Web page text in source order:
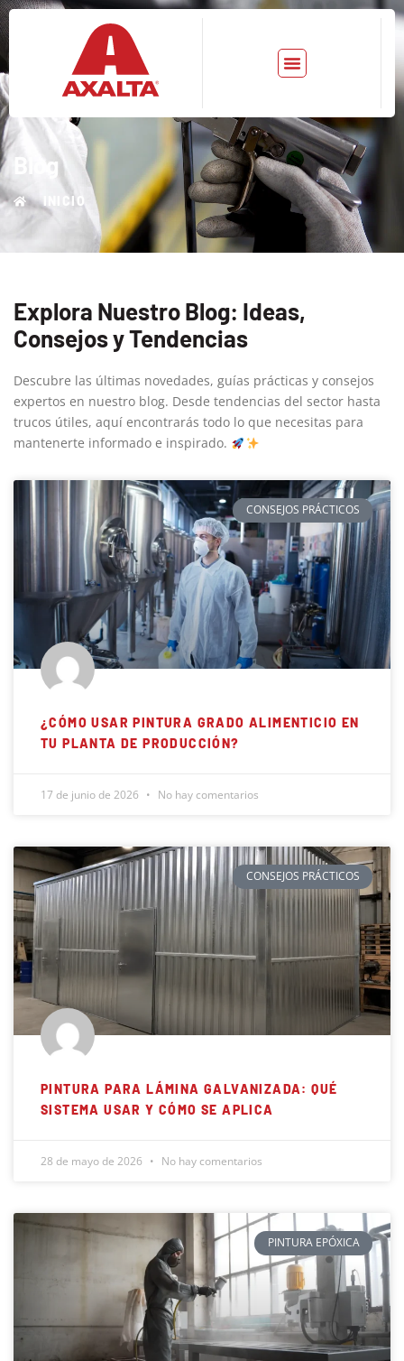
Blog
INICIO
Explora Nuestro Blog: Ideas,
Consejos y Tendencias
Descubre las últimas novedades, guías prácticas y consejos
expertos en nuestro blog. Desde tendencias del sector hasta
trucos útiles, aquí encontrarás todo lo que necesitas para
mantenerte informado e inspirado.
CONSEJOS PRÁCTICOS
¿CÓMO USAR PINTURA GRADO ALIMENTICIO EN
TU PLANTA DE PRODUCCIÓN?
17 de junio de 2026 No hay comentarios
CONSEJOS PRÁCTICOS
PINTURA PARA LÁMINA GALVANIZADA: QUÉ
SISTEMA USAR Y CÓMO SE APLICA
28 de mayo de 2026 No hay comentarios
PINTURA EPÓXICA